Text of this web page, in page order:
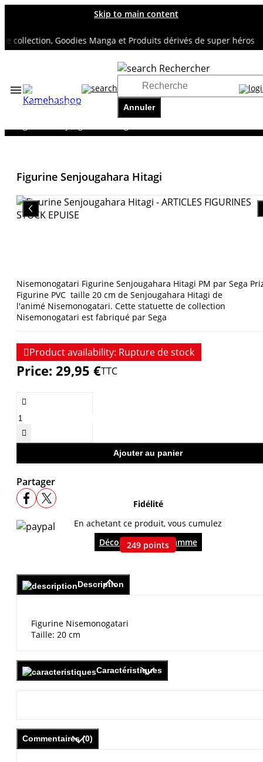
Skip to main content
Goodies Manga et Produits dérivés de super héros
Rechercher
Annuler
Accueil
TOUS NOS RAYONS
Figurine Senjougahara Hitagi
Nisemonogatari Figurine Senjougahara Hitagi PM par Sega
Figurine PVC taille 20 cm de Senjougahara Hitagi de
l'animé Nisemonogatari. Cette statuette de collection
Nisemonogatari est fabriqué par Sega
Price: 29,95 €TTC


Ajouter au panier
Product availability: Rupture de stock
Partager
Fidélité
En achetant ce produit, vous cumulez
249 points
Découvrir le programme
Description
Figurine Nisemonogatari
Taille: 20 cm
Caractéristiques
Commentaires (0)